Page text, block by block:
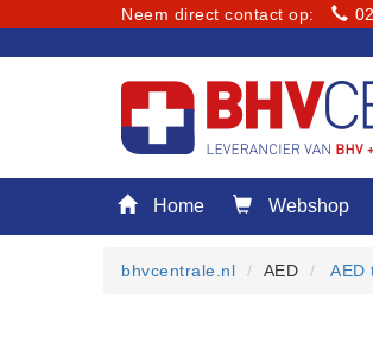
Neem direct contact op:
Home
Home Webshop
bhvcentrale.nl AED AED